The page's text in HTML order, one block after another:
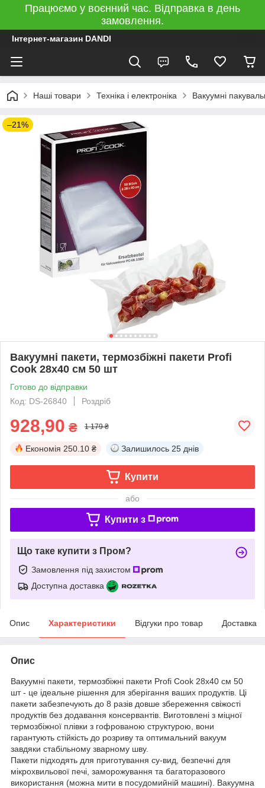
Працюємо у воєнний час. Відправка в день
замовлення.
Інтернет-магазин DANDI
Наші товари Техніка і електроніка Вакуумні
–21%
Вакуумні пакети, термозбіжні пакети Profi
Cook 28x40 см 50 шт
Готово до відправки
Код: DS-26840
Роздріб
928,90 ₴ 1 179 ₴
Економія 250.10 ₴ Залишилось 25 днів
Купити
або
Купити з
Що таке купити з Пром?
Замовлення під захистом
Доступна доставка
Опис Характеристики Відгуки про товар Доставка
Опис
Вакуумні пакети, термозбіжні пакети Profi Cook 28x40 см 50
шт - це ідеальне рішення для зберігання ваших продуктів. Ці
пакети забезпечують до 8 разів довше збереження свіжості
продуктів без додавання консервантів. Виготовлені з міцної
термозбіжної плівки з гофрованою структурою, вони
гарантують стійкість до розриву та оптимальний вакуум
завдяки стабільному зварному шву.
Пакети підходять для приготування су-вид, безпечні для
мікрохвильової печі, заморожування та багаторазового
використання (можна мити в посудомийній машині). Вакуумна